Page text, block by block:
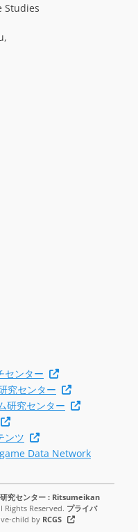
Studies
センター
究センター
研究センター
ンツ
Data Network
究センター : Ritsumeikan
Rights Reserved. プライバ
child by RCGS